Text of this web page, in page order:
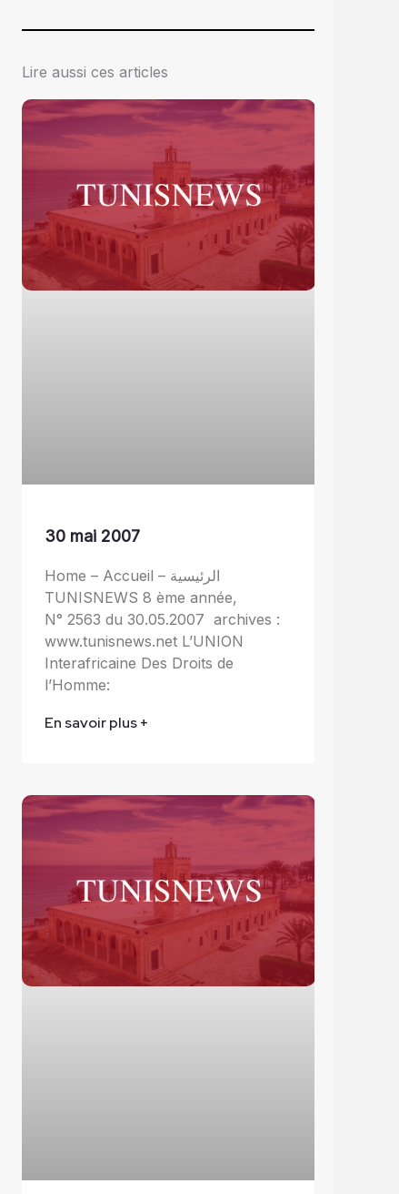
Lire aussi ces articles
30 mai 2007
Home – Accueil – الرئيسية
TUNISNEWS 8 ème année,
N° 2563 du 30.05.2007 archives :
www.tunisnews.net L’UNION
Interafricaine Des Droits de
l’Homme:
En savoir plus +